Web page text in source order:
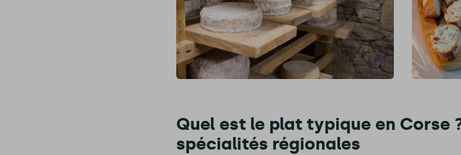
Quel est le plat typique en Corse
spécialités régionales